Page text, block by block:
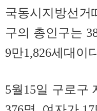
국동시지방선거
구의 총인구는
9만1,826세대이
5월15일 구로구